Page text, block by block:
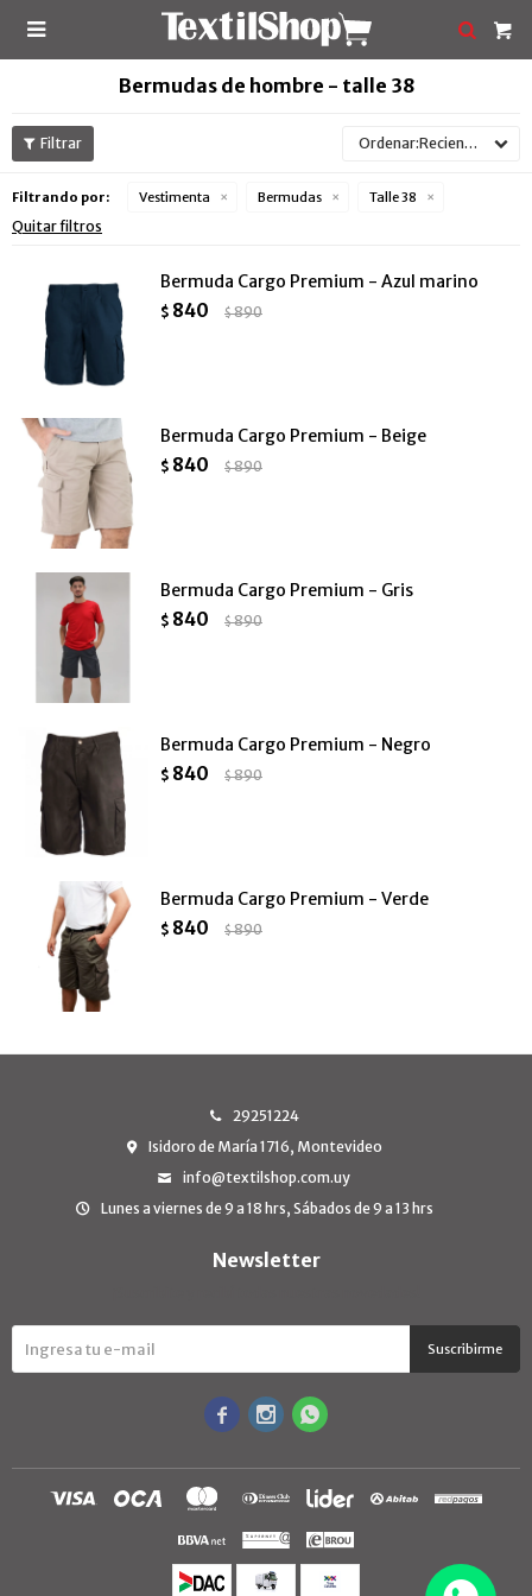

Bermudas de hombre - talle 38
Recientes
Filtrando por: Vestimenta Bermudas Talle 38
Quitar filtros
Bermuda Cargo Premium - Azul marino
$ 840 $890
Bermuda Cargo Premium - Beige
$ 840 $890
Bermuda Cargo Premium - Gris
$ 840 $890
Bermuda Cargo Premium - Negro
$ 840 $890
Bermuda Cargo Premium - Verde
$ 840 $890
29251224
Isidoro de María 1716, Montevideo
info@textilshop.com.uy
Lunes a viernes de 9 a 18 hrs, Sábados de 9 a 13 hrs
Newsletter
Suscribirme
  